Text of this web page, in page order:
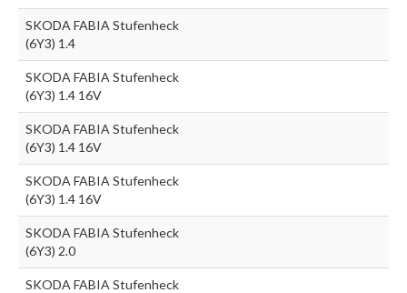
SKODA FABIA Stufenheck
(6Y3) 1.4
SKODA FABIA Stufenheck
(6Y3) 1.4 16V
SKODA FABIA Stufenheck
(6Y3) 1.4 16V
SKODA FABIA Stufenheck
(6Y3) 1.4 16V
SKODA FABIA Stufenheck
(6Y3) 2.0
SKODA FABIA Stufenheck